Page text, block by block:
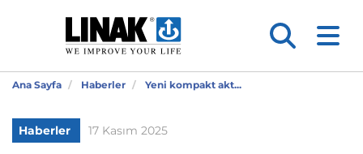
Ana Sayfa Haberler Yeni kompakt akt...
Haberler 17 Kasım 2025